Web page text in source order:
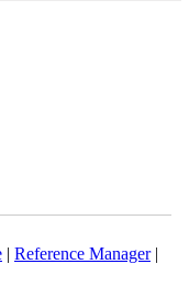
|Reference Manager